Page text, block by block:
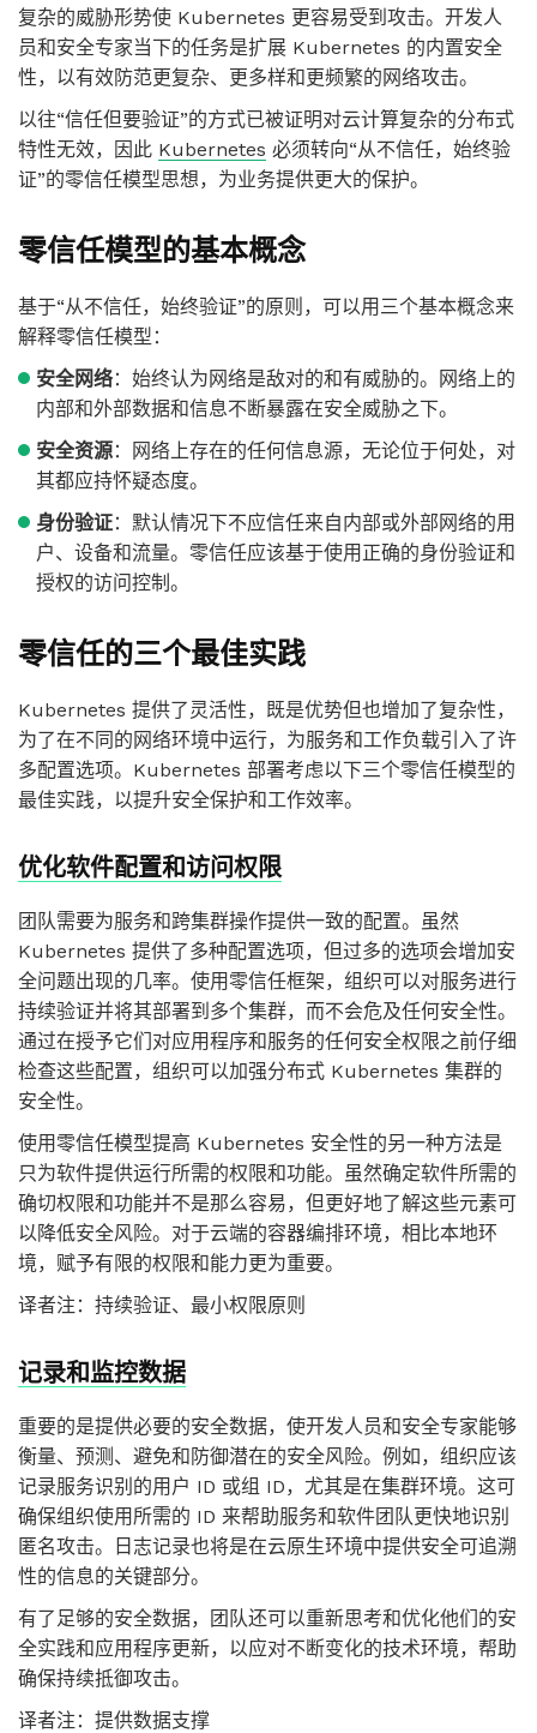
复杂的威胁形势使 Kubernetes 更容易受到攻击。开发人
员和安全专家当下的任务是扩展 Kubernetes 的内置安全
性，以有效防范更复杂、更多样和更频繁的网络攻击。
以往“信任但要验证”的方式已被证明对云计算复杂的分布式
特性无效，因此 Kubernetes 必须转向“从不信任，始终验
证”的零信任模型思想，为业务提供更大的保护。
零信任模型的基本概念
基于“从不信任，始终验证”的原则，可以用三个基本概念来
解释零信任模型：
安全网络：始终认为网络是敌对的和有威胁的。网络上的
内部和外部数据和信息不断暴露在安全威胁之下。
安全资源：网络上存在的任何信息源，无论位于何处，对
其都应持怀疑态度。
身份验证：默认情况下不应信任来自内部或外部网络的用
户、设备和流量。零信任应该基于使用正确的身份验证和
授权的访问控制。
零信任的三个最佳实践
Kubernetes 提供了灵活性，既是优势但也增加了复杂性，
为了在不同的网络环境中运行，为服务和工作负载引入了许
多配置选项。Kubernetes 部署考虑以下三个零信任模型的
最佳实践，以提升安全保护和工作效率。
优化软件配置和访问权限
团队需要为服务和跨集群操作提供一致的配置。虽然
Kubernetes 提供了多种配置选项，但过多的选项会增加安
全问题出现的几率。使用零信任框架，组织可以对服务进行
持续验证并将其部署到多个集群，而不会危及任何安全性。
通过在授予它们对应用程序和服务的任何安全权限之前仔细
检查这些配置，组织可以加强分布式 Kubernetes 集群的
安全性。
使用零信任模型提高 Kubernetes 安全性的另一种方法是
只为软件提供运行所需的权限和功能。虽然确定软件所需的
确切权限和功能并不是那么容易，但更好地了解这些元素可
以降低安全风险。对于云端的容器编排环境，相比本地环
境，赋予有限的权限和能力更为重要。
译者注：持续验证、最小权限原则
记录和监控数据
重要的是提供必要的安全数据，使开发人员和安全专家能够
衡量、预测、避免和防御潜在的安全风险。例如，组织应该
记录服务识别的用户 ID 或组 ID，尤其是在集群环境。这可
确保组织使用所需的 ID 来帮助服务和软件团队更快地识别
匿名攻击。日志记录也将是在云原生环境中提供安全可追溯
性的信息的关键部分。
有了足够的安全数据，团队还可以重新思考和优化他们的安
全实践和应用程序更新，以应对不断变化的技术环境，帮助
确保持续抵御攻击。
译者注：提供数据支撑